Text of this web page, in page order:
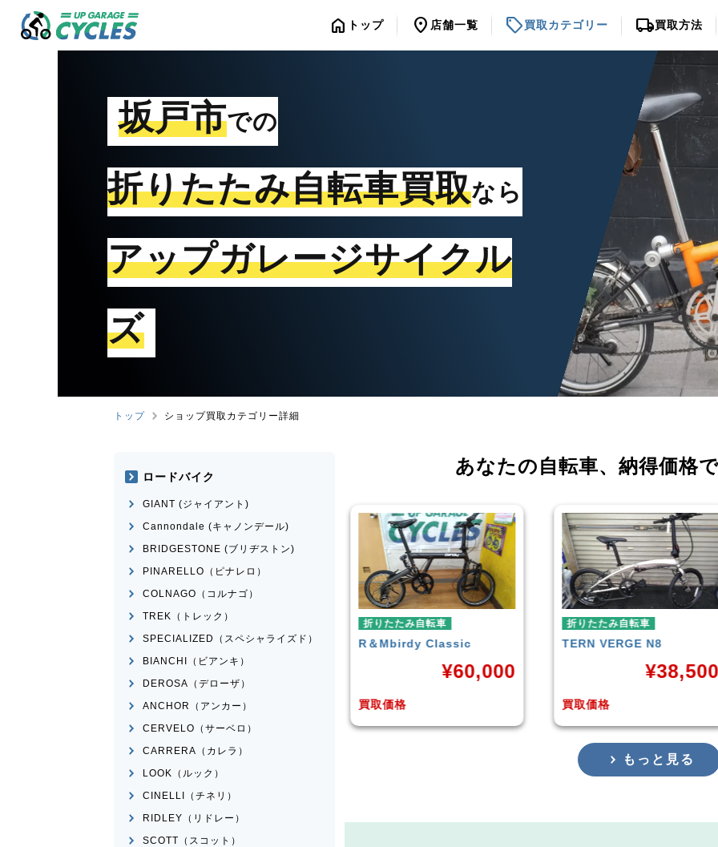
home トップ location_on 店舗一覧 sell買取カテゴリー local_shipping買取方法
坂戸市での
折りたたみ自転車買取なら
アップガレージサイクル
ズ
トップ ショップ買取カテゴリー詳細
あなたの自転車、 納得価格
折りたたみ自転車
R＆Mbirdy Classic
買取価格
折りたたみ自転車
TERNVERGE N8
買取価格
¥38,500
折りたたみ自転車
RENAULTLIGHT-8 AL-
買取価格
¥
もっと見る
ロードバイク
GIANT (ジャイアント)
Cannondale (キャノンデール)
BRIDGESTONE (ブリヂストン)
PINARELLO（ピナレロ）
COLNAGO（コルナゴ）
TREK（トレック）
SPECIALIZED（スペシャライズド）
BIANCHI（ビアンキ）
DEROSA（デローザ）
ANCHOR（アンカー）
CERVELO（サーベロ）
CARRERA（カレラ）
LOOK（ルック）
CINELLI（チネリ）
RIDLEY（リドレー）
SCOTT（スコット）